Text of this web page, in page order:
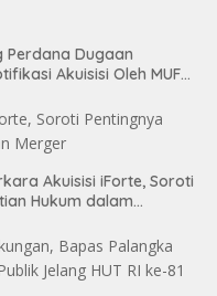
Perdana Dugaan
Akuisisi Oleh MUFG
Akuisisi iForte, Soroti
Hukum dalam